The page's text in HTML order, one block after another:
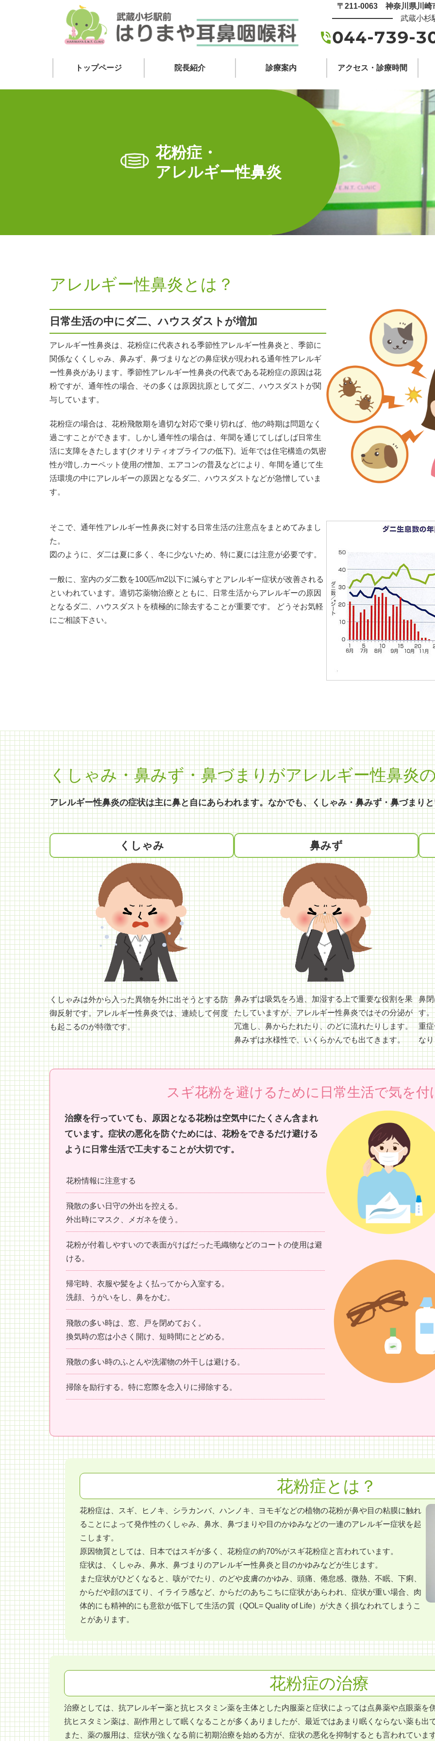
〒211-0063 神奈川県川崎
武蔵小杉
044-739-
トップページ 院長紹介 診療案内 アクセス・診療時間
花粉症・
アレルギー性鼻炎
アレルギー性鼻炎とは？
日常生活の中にダ二、ハウスダストが増加
アレルギー性鼻炎は、花粉症に代表される季節性アレルギー性鼻炎と、季節に
関係なくくしゃみ、鼻みず、鼻づまりなどの鼻症状が現われる通年性アレルギ
ー性鼻炎があります。季節性アレルギー性鼻炎の代表である花粉症の原因は花
粉ですが、通年性の場合、その多くは原因抗原としてダ二、ハウスダストが関
与しています。
花粉症の場合は、花粉飛散期を適切な対応で乗り切れば、他の時期は問題なく
過ごすことができます。しかし通年性の場合は、年聞を通じてしばしば日常生
活に支障をきたします(クオリティオブライフの低下)。近年では住宅構造の気密
性が増し.カーペット使用の憎加、エアコンの普及などにより、年間を通じて生
活環境の中にアレルギーの原因となるダ二、ハウスダストなどが急憎していま
す。
そこで、通年性アレルギー性鼻炎に対する日常生活の注意点をまとめてみまし
た。
図のように、ダ二は夏に多く、冬に少ないため、特に夏には注意が必要です。
一般に、室内のダ二数を100匹/m2以下に減らすとアレルギー症状が改善される
といわれています。適切芯薬物治療とともに、日常生活からアレルギーの原因
となるダ二、ハウスダストを積極的に除去することが重要です。 どうそお気軽
にご相談下さい。
くしゃみ・鼻みず・鼻づまりがアレルギー性鼻炎
アレルギー性鼻炎の症状は主に鼻と自にあらわれます。なかでも、くしゃみ・鼻みず・鼻づまり
くしゃみ
くしゃみは外から入った異物を外に出そうとする防
御反射です。アレルギー性鼻炎では、連続して何度
も起こるのが特徴です。
鼻みず
鼻みずは吸気をろ過、加湿する上で重要な役割を果
たしていますが、アレルギー性鼻炎ではその分泌が
冗進し、鼻からたれたり、のどに流れたりします。
鼻みずは水様性で、いくらかんでも出てきます。
鼻
す。
重
な
スギ花粉を避けるために日常生活で気を付
治療を行っていても、原因となる花粉は空気中にたくさん含まれ
ています。症状の悪化を防ぐためには、花粉をできるだけ避ける
ように日常生活で工夫することが大切です。
花粉情報に注意する
飛散の多い日守の外出を控える。
外出時にマスク、メガネを使う。
花粉が付着しやすいので表面がけばだった毛織物などのコートの使用は避
ける。
帰宅時、衣服や髪をよく払ってから入室する。
洗顔、うがいをし、鼻をかむ。
飛散の多い時は、窓、戸を閉めておく。
換気時の窓は小さく開け、短時間にとどめる。
飛散の多い時のふとんや洗濯物の外干しは避ける。
掃除を励行する。特に窓際を念入りに掃除する。
花粉症とは？
花粉症は、スギ、ヒノキ、シラカンバ、ハンノキ、ヨモギなどの植物の花粉が鼻や目の粘膜に触れ
ることによって発作性のくしゃみ、鼻水、鼻づまりや目のかゆみなどの一連のアレルギー症状を起
こします。
原因物質としては、日本ではスギが多く、花粉症の約70%がスギ花粉症と言われています。
症状は、くしゃみ、鼻水、鼻づまりのアレルギー性鼻炎と目のかゆみなどが生じます。
また症状がひどくなると、咳がでたり、のどや皮膚のかゆみ、頭痛、倦怠感、微熱、不眠、下痢、
からだや顔のほてり、イライラ感など、からだのあちこちに症状があらわれ、症状が重い場合、肉
体的にも精神的にも意欲が低下して生活の質（QOL= Quality of Life）が大きく損なわれてしまうこ
とがあります。
花粉症の治療
治療としては、抗アレルギー薬と抗ヒスタミン薬を主体とした内服薬と症状によっては点鼻薬や点眼薬を
抗ヒスタミン薬は、副作用として眠くなることが多くありましたが、最近ではあまり眠くならない薬も出
また、薬の服用は、症状が強くなる前に初期治療を始める方が、症状の悪化を抑制するとも言われていま